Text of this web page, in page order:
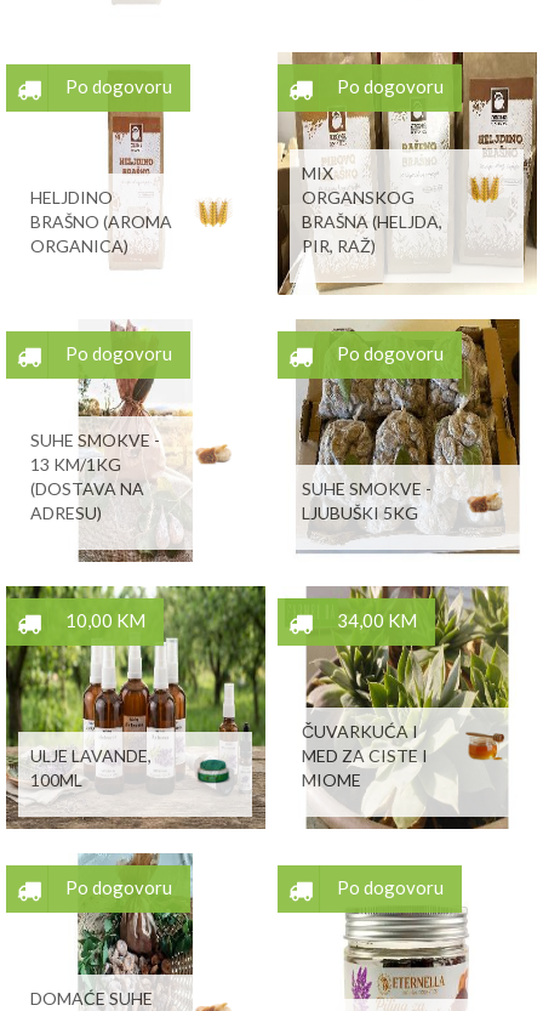
Po dogovoru
HELJDINO
BRAŠNO (AROMA
ORGANICA)
Po dogovoru
MIX
ORGANSKOG
BRAŠNA (HELJDA,
PIR, RAŽ)
Po dogovoru
SUHE SMOKVE -
13 KM/1KG
(DOSTAVA NA
ADRESU)
Po dogovoru
SUHE SMOKVE -
LJUBUŠKI 5KG
10,00 KM
ULJE LAVANDE,
100ML
34,00 KM
ČUVARKUĆA I
MED ZA CISTE I
MIOME
Po dogovoru
DOMAĆE SUHE
Po dogovoru